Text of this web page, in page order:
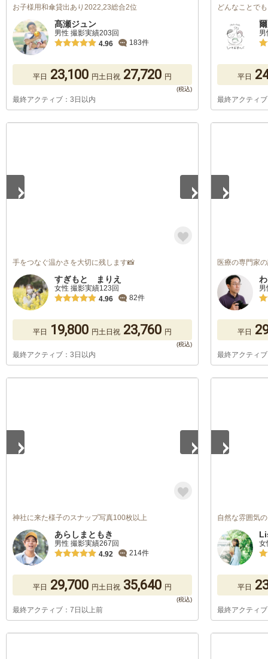
お子様用和傘貸出あり2022,23総合2位
髙瀬ジュン
男性 撮影実績203回
4.96
183件
平日 23,100 円土日祝 27,720 円
最終アクティブ：3日以内
どんなことで
平日
最終アクティ
手をつなぐ温かさを大切に残します📸
すぎもと まりえ
女性 撮影実績123回
4.96
82件
平日 19,800 円土日祝 23,760 円
最終アクティブ：3日以内
医療の専門家
平日
最終アクティ
神社に来た様子のスナップ写真100枚以上
あらしまともき
男性 撮影実績267回
4.92
214件
平日 29,700 円土日祝 35,640 円
最終アクティブ：7日以上前
自然な雰囲気
女
平日
最終アクティ